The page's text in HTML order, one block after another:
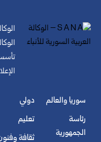
سوريا والعالم
رئاسة
الجمهورية
دولي
تعليم
ثقافة